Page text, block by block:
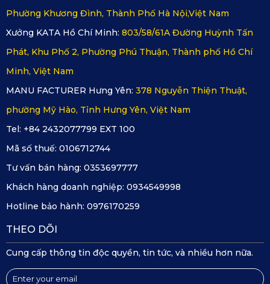
KD002 sở hữu cảm biến va chạm G-sensor 3
Quay nét từng chi tiết, sống động từng thước phim
Cam hành trình KATA Dash - KD002 có 2 mắt cam trước và
sau, hỗ trợ tối đa khả năng quan sát ghi hình kịp thời những
sự việc quan trọng. KD002 có độ nét lên đến 4K khi bật
mình camera trước và 2K khi sử dụng đồng thời cả 2 cam
trước sau. Tốc độ ghi hình là 25fps cho cả 2 cam trước và
sau. Cam hành trình KD002 rõ nét từng milimet trong mỗi
thước phim được lưu lại.
Trang bị công nghệ hiện đại BSI CMOS image Sensor
đời mới nhất
Phường Khương Đình, Thành Phố Hà Nội,Việt Nam
Xưởng KATA Hồ Chí Minh: 803/58/61A Đường Huỳnh Tấn
Phát, Khu Phố 2, Phường Phú Thuận, Thành phố Hồ Chí
Minh, Việt Nam
MANU FACTURER Hưng Yên: 378 Nguyễn Thiện Thuật,
phường Mỹ Hào, Tỉnh Hưng Yên, Việt Nam
Tel: +84 2432077799 EXT 100
Mã số thuế: 0106712744
Tư vấn bán hàng: 0353697777
Khách hàng doanh nghiệp: 0934549998
Hotline bảo hành: 0976170259
THEO DÕI
Cung cấp thông tin độc quyền, tin tức, và nhiều hơn nữa.